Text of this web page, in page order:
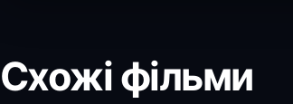
Схожі фільми